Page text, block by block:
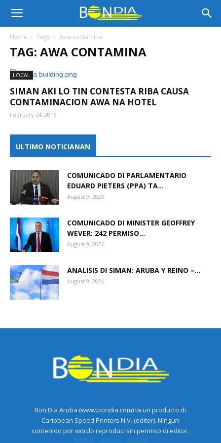
Bon
Aruba
Home Tags Awa contamina
TAG: AWA CONTAMINA
LOCAL
SIMAN AKI LO TIN CONTESTA RIBA CAUSA
CONTAMINACION AWA NA HOTEL
February 24, 2016
ULTIMO NOTICIANAN
COMUNICADO DI PARLAMENTARIO
EDUARD PIETERS (PPA) TA...
August 9, 2026
COMUNICADO DI MINISTER GEOFFREY
WEVER: 242 PERMISO...
August 9, 2026
ANALISIS DI SIMAN: ARUBA Y REINO –...
August 9, 2026
Bon Dia Aruba (www.bondia.com) ta un producto di
Caribbean Speed Printers N.V. (editor). Ningun
contenido por wordo reproduci sin permiso di editor.